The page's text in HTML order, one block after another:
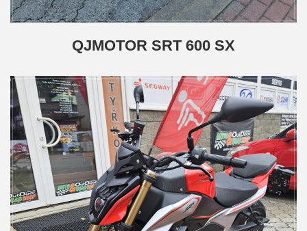
QJMOTOR SRT 600 SX